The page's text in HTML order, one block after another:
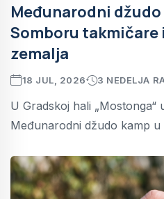
Međunarodni
Somboru takmičare
zemalja
18 JUL, 2026 3 NEDELJA
U Gradskoj hali
Međunarodni džudo kamp u